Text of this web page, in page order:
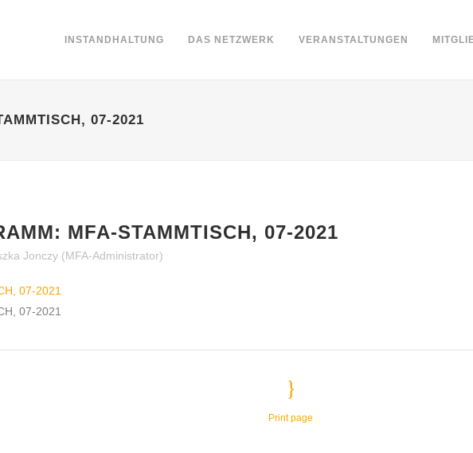
INSTANDHALTUNG DAS NETZWERK VERANSTALTUNGEN
07-2021
MFA-STAMMTISCH, 07-2021
Jonczy (MFA-Administrator)
07-2021
07-2021
Print page